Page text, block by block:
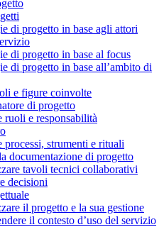
di progetto in base agli attori
di progetto in base al focus
di progetto in base all’ambito di
e figure coinvolte
di progetto
e responsabilità
strumenti e rituali
documentazione di progetto
tavoli tecnici collaborativi
decisioni
il progetto e la sua gestione
il contesto d’uso del servizio